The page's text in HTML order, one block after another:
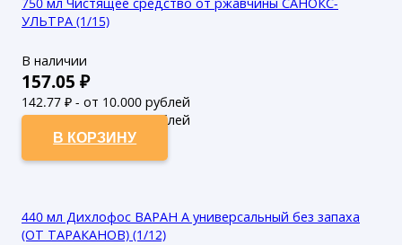
УЛЬТРА (1/15)
В наличии
157.05 ₽
142.77 ₽ - от 10.000 рублей
129.79₽ - от 50.000 рублей
В КОРЗИНУ
440 мл Дихлофос ВАРАН А универсальный без запаха
(ОТ ТАРАКАНОВ) (1/12)